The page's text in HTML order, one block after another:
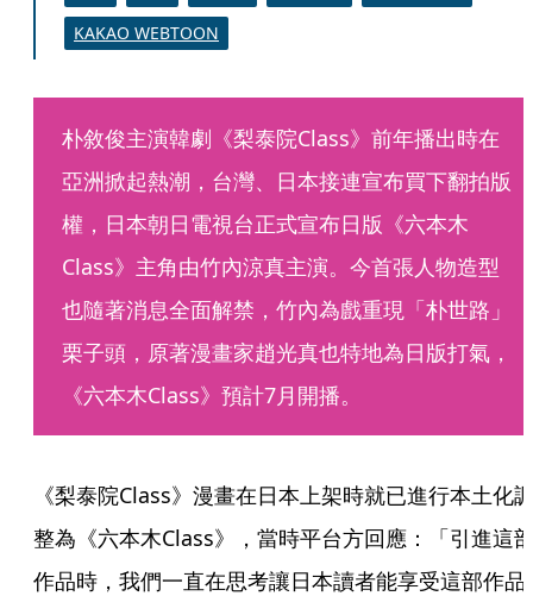
KAKAO WEBTOON
朴敘俊主演韓劇《梨泰院Class》前年播出時在
亞洲掀起熱潮，台灣、日本接連宣布買下翻拍版
權，日本朝日電視台正式宣布日版《六本木
Class》主角由竹內涼真主演。今首張人物造型
也隨著消息全面解禁，竹內為戲重現「朴世路」
栗子頭，原著漫畫家趙光真也特地為日版打氣，
《六本木Class》預計7月開播。
《梨泰院Class》漫畫在日本上架時就已進行本土化
整為《六本木Class》，當時平台方回應：「引進這
作品時，我們一直在思考讓日本讀者能享受這部作品